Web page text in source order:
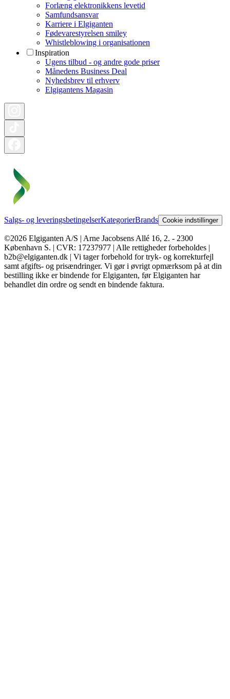
Forlæng elektronikkens levetid
Samfundsansvar
Karriere i Elgiganten
Fødevarestyrelsen smiley
Whistleblowing i organisationen
Inspiration
Ugens tilbud - og andre gode priser
Månedens Business Deal
Nyhedsbrev til erhverv
Elgigantens Magasin
Salgs- og leveringsbetingelserKategorierBrands Cookie indstillinger
©2026 Elgiganten A/S | Arne Jacobsens Allé 16, 2. - 2300
København S. | CVR: 17237977 | Alle rettigheder forbeholdes |
b2b@elgiganten.dk | Vi tager forbehold for tryk- og korrekturfejl
samt afgifts- og prisændringer. Vi gør i øvrigt opmærksom på at din
bestilling ikke er bindende for Elgiganten, før Elgiganten har
behandlet din ordre og sendt en bindende faktura.